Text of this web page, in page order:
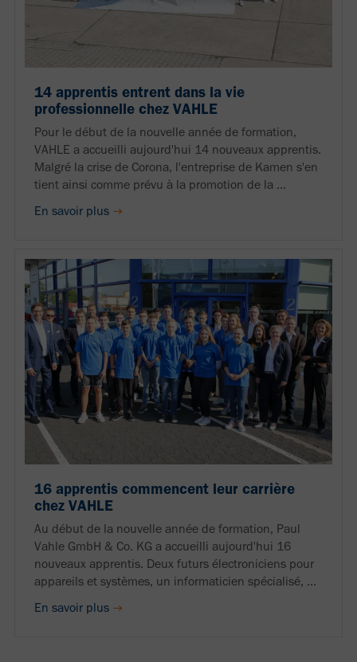
14 apprentis entrent dans la vie
professionnelle chez VAHLE
Pour le début de la nouvelle année de formation,
VAHLE a accueilli aujourd'hui 14 nouveaux apprentis.
Malgré la crise de Corona, l'entreprise de Kamen s'en
tient ainsi comme prévu à la promotion de la ...
En savoir plus
16 apprentis commencent leur carrière
chez VAHLE
Au début de la nouvelle année de formation, Paul
Vahle GmbH & Co. KG a accueilli aujourd'hui 16
nouveaux apprentis. Deux futurs électroniciens pour
appareils et systèmes, un informaticien spécialisé, ...
En savoir plus